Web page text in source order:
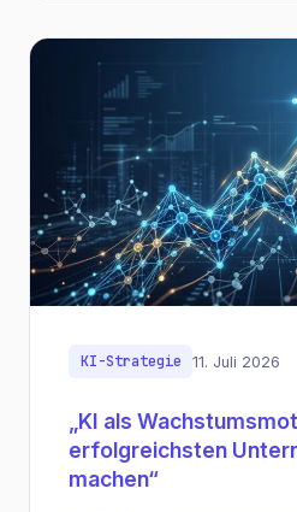
KI-Strategie 11. Juli 2026
„KI als
erfolgreichsten
machen“